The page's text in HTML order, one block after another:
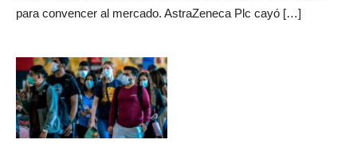
para convencer al mercado. AstraZeneca Plc cayó […]